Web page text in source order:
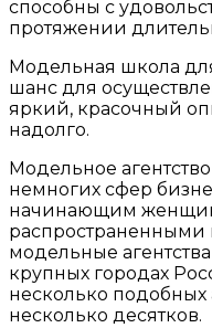
способны с
протяжении
Модельная школа
шанс для
яркий, красочный
надолго.
Модельное
немногих сфер
начинающим
распространенными
модельные
крупных городах
несколько подобных
несколько десятков.